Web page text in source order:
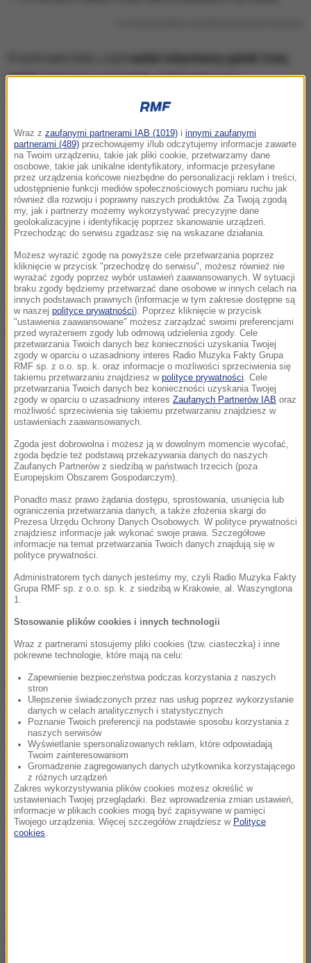
babki, komosy, szczawiu, pokrzywyoraz
spodziewajmy się wzrostu stężenia alergennych
alergii pyłkowej.
Aktualnie najsilniejsze objawy mogą odczuwać
osoby uczulone na TRAWY, ponieważ w drugiej
połowie czerwca i na początku lipca występuje
główny sezon pyłkowy tych niepozornych roślin.
Wdychanie alergennego pyłku jest w tym roku
dodatkowo nasilone, ponieważw wielu miejscach
nadal nie zostały skoszone trawniki. Alergicy
powinni zdecydowanie unikać przebywania w takich
miejscach, pomimo, że wysokie trawy ładniej
wyglądają, niż ścięte często do gruntu trawniki.
Dalsza część artykułu pod materiałem video:
Stężenia pyłku traw wahają się od średniego do
wysokiego, ale w najbliższych dniach wartości te
będą wzrastać.Stężenie pyłku pokrzywy, szczawiu
i babki utrzymuje się na niskim poziomie. Jedynie
podczas spodziewanych intensywnych opadów
deszczu oraz bezpośrednio po nich powietrze
będzie wolne od pyłku roślin.
Stężenie zarodników grzybówCladosporiumwaha
się między średnim, a wysokim, a zarodników
Alternaria
Wraz z zaufanymi partnerami IAB (1019) i innymi zaufanymi
partnerami (489) przechowujemy i/lub odczytujemy informacje zawarte
na Twoim urządzeniu, takie jak pliki cookie, przetwarzamy dane
osobowe, takie jak unikalne identyfikatory, informacje przesyłane
przez urządzenia końcowe niezbędne do personalizacji reklam i treści,
udostępnienie funkcji mediów społecznościowych pomiaru ruchu jak
również dla rozwoju i poprawny naszych produktów. Za Twoją zgodą
my, jak i partnerzy możemy wykorzystywać precyzyjne dane
geolokalizacyjne i identyfikację poprzez skanowanie urządzeń.
Przechodząc do serwisu zgadzasz się na wskazane działania.
Możesz wyrazić zgodę na powyższe cele przetwarzania poprzez
kliknięcie w przycisk "przechodzę do serwisu", możesz również nie
wyrażać zgody poprzez wybór ustawień zaawansowanych. W sytuacji
braku zgody będziemy przetwarzać dane osobowe w innych celach na
innych podstawach prawnych (informacje w tym zakresie dostępne są
w naszej polityce prywatności). Poprzez kliknięcie w przycisk
"ustawienia zaawansowane" możesz zarządzać swoimi preferencjami
przed wyrażeniem zgody lub odmową udzielenia zgody. Cele
przetwarzania Twoich danych bez konieczności uzyskania Twojej
zgody w oparciu o uzasadniony interes Radio Muzyka Fakty Grupa
RMF sp. z o.o. sp. k. oraz informacje o możliwości sprzeciwienia się
takiemu przetwarzaniu znajdziesz w polityce prywatności . Cele
przetwarzania Twoich danych bez konieczności uzyskania Twojej
zgody w oparciu o uzasadniony interes Zaufanych Partnerów IAB oraz
możliwość sprzeciwienia się takiemu przetwarzaniu znajdziesz w
ustawieniach zaawansowanych.
Zgoda jest dobrowolna i możesz ją w dowolnym momencie wycofać,
zgoda będzie też podstawą przekazywania danych do naszych
Zaufanych Partnerów z siedzibą w państwach trzecich (poza
Europejskim Obszarem Gospodarczym).
Ponadto masz prawo żądania dostępu, sprostowania, usunięcia lub
ograniczenia przetwarzania danych, a także złożenia skargi do
Prezesa Urzędu Ochrony Danych Osobowych. W polityce prywatności
znajdziesz informacje jak wykonać swoje prawa. Szczegółowe
informacje na temat przetwarzania Twoich danych znajdują się w
polityce prywatności.
Administratorem tych danych jesteśmy my, czyli Radio Muzyka Fakty
Grupa RMF sp. z o.o. sp. k. z siedzibą w Krakowie, al. Waszyngtona
1.
Stosowanie plików cookies i innych technologii
Wraz z partnerami stosujemy pliki cookies (tzw. ciasteczka) i inne
pokrewne technologie, które mają na celu:
Zapewnienie bezpieczeństwa podczas korzystania z naszych
stron
Ulepszenie świadczonych przez nas usług poprzez wykorzystanie
danych w celach analitycznych i statystycznych
Poznanie Twoich preferencji na podstawie sposobu korzystania z
naszych serwisów
Wyświetlanie spersonalizowanych reklam, które odpowiadają
Twoim zainteresowaniom
Gromadzenie zagregowanych danych użytkownika korzystającego
z różnych urządzeń
Zakres wykorzystywania plików cookies możesz określić w
ustawieniach Twojej przeglądarki. Bez wprowadzenia zmian ustawień,
informacje w plikach cookies mogą być zapisywane w pamięci
Twojego urządzenia. Więcej szczegółów znajdziesz w Polityce
cookies